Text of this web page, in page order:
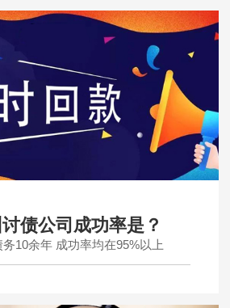
债公司成功率是？
10余年 成功率均在95%以上